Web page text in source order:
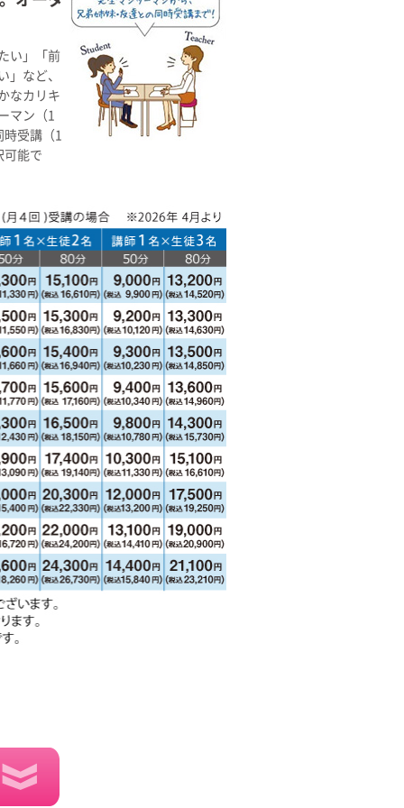
い」「前
など、
なカリキ
マン（1
受講（1
可能で